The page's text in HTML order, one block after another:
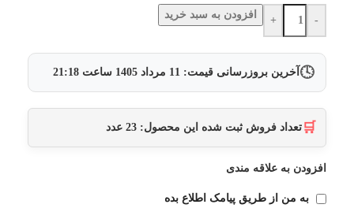
-
+ افزودن به سبد خرید
🕓 آخرین بروزرسانی قیمت: 11 مرداد 1405 ساعت 21:18
🛒 تعداد فروش ثبت شده این محصول: 23 عدد
افزودن به علاقه مندی
به من از طریق پیامک اطلاع بده